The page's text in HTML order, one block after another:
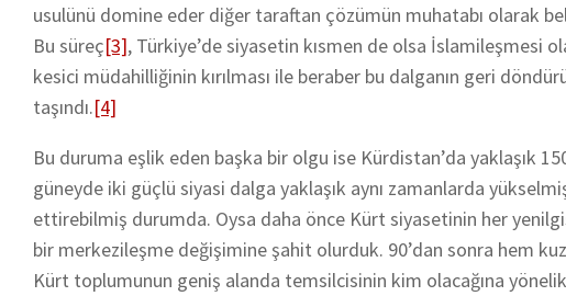
usulünü domine eder diğer taraftan çözümün muhatabı olarak
Bu süreç[3], Türkiye’de siyasetin kısmen de olsa
kesici müdahilliğinin kırılması ile beraber bu dalganın geri
taşındı.[4]
Bu duruma eşlik eden başka bir olgu ise Kürdistan’da yaklaşık
güneyde iki güçlü siyasi dalga yaklaşık aynı zamanlarda
ettirebilmiş durumda. Oysa daha önce Kürt siyasetinin her
bir merkezileşme değişimine şahit olurduk. 90’dan sonra hem
Kürt toplumunun geniş alanda temsilcisinin kim olacağına